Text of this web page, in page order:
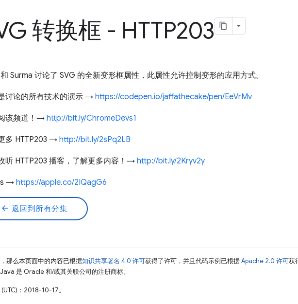
转换框 - HTTP203
Surma 讨论了 SVG 的全新变形框属性，此属性允许控制变形的应用方式。
讨论的所有技术的演示 → https://codepen.io/jaffathecake/pen/EeVrMv
该频道！→http://bit.ly/ChromeDevs1
多 HTTP203 →http://bit.ly/2sPq2LB
听 HTTP203 播客，了解更多内容！→http://bit.ly/2Kryv2y
→https://apple.co/2IQagG6
arrow_back 返回到所有分集
那么本页面中的内容已根据知识共享署名 4.0 许可获得了许可，并且代码示例已根据Apache 2.0 许可获
是 Oracle 和/或其关联公司的注册商标。
：2018-10-17。